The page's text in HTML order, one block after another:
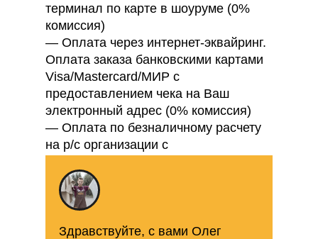
терминал по карте в шоуруме (0%
комиссия)
— Оплата через интернет-эквайринг.
Оплата заказа банковскими картами
Visa/Mastercard/МИР с
предоставлением чека на Ваш
электронный адрес (0% комиссия)
— Оплата по безналичному расчету
на р/с организации с
документов для Вашей бухгалтерии
Здравствуйте, с вами Олег